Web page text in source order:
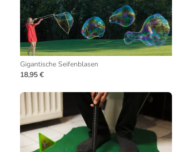
Gigantische Seifenblasen
18,95 €